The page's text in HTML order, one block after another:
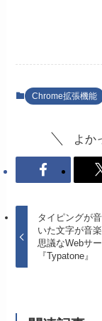
Chrome拡張機能
よか
タイピングが
いた文字が音
思議なWebサ
『Typatone』